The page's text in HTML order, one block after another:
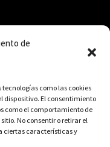
de
como las cookies
dispositivo. El consentimiento
como el comportamiento de
No consentir o retirar el
ciertas características y